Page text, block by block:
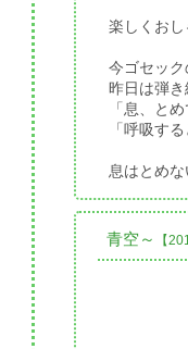
楽しくおし
今ゴセック
昨日は弾
「息、と
「呼吸す
息はとめ
青空～ 【